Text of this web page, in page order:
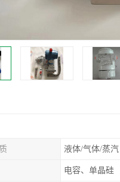
液体/气体/蒸汽
电容、单晶硅